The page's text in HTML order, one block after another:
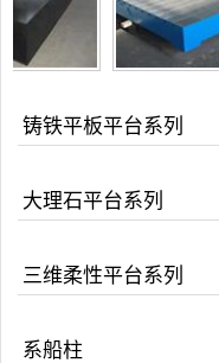
铸铁平板平台系列
大理石平台系列
三维柔性平台系列
系船柱